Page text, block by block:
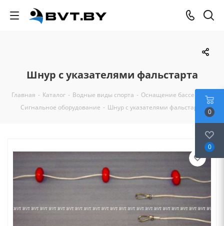
Шнур с указателями фальстарта
Главная - Каталог - Водные виды спорта - Оснащение бассейна
Сигнальное оборудование - Шнур с указателями фальстарта
0
0